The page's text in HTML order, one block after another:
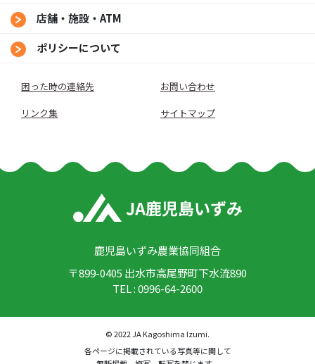
店舗・施設・ATM
ポリシーについて
困った時の連絡先
お問い合わせ
リンク集
サイトマップ
鹿児島いずみ農業協同組合
〒899-0405 出水市高尾野町下水流890
TEL : 0996-64-2600
© 2022 JA Kagoshima Izumi.
各ページに掲載されている写真等に関して